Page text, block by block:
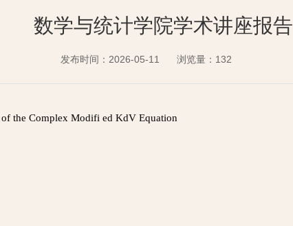
数学与统计学院学术讲座报告
发布时间：2026-05-11 浏览量： 132
the Complex Modifi ed KdV Equation